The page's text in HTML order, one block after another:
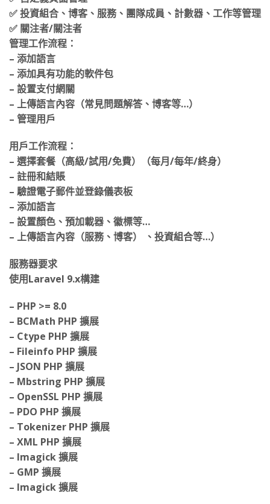
✅ 自定義頁面管理
✅ 投資組合、博客、服務、團隊成員、計數器、工作等管理
✅ 關注者/關注者
管理工作流程：
– 添加語言
– 添加具有功能的軟件包
– 設置支付網關
– 上傳語言內容（常見問題解答、博客等…）
用戶工作流程：
– 選擇套餐（高級/試用/免費）（每月/每年/終身）
– 註冊和結賬
– 驗證電子郵件並登錄儀表板
– 添加語言
– 設置顏色、預加載器、徽標等…
服務器要求
– PHP >= 8.0
– BCMath PHP 擴展
– Ctype PHP 擴展
– Fileinfo PHP 擴展
– JSON PHP 擴展
– Mbstring PHP 擴展
– OpenSSL PHP 擴展
– PDO PHP 擴展
– Tokenizer PHP 擴展
– XML PHP 擴展
– Imagick 擴展
– GMP 擴展
– Imagick 擴展